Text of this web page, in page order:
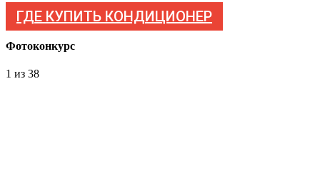
ГДЕ КУПИТЬ КОНДИЦИОНЕР
Фотоконкурс
1 из 38